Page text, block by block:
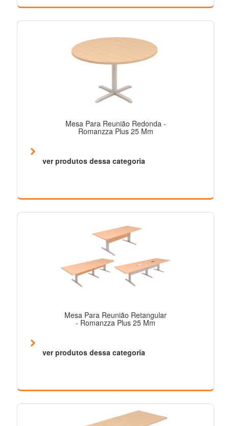
Mesa Para Reunião Redonda -
Romanzza Plus 25 Mm
ver produtos dessa categoria
Mesa Para Reunião Retangular
- Romanzza Plus 25 Mm
ver produtos dessa categoria